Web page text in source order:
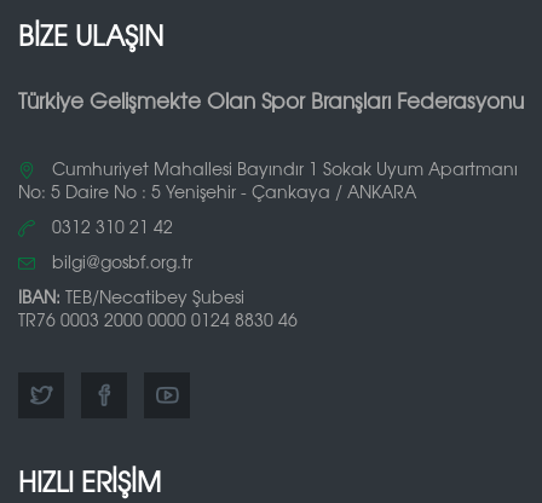
BİZE ULAŞIN
Türkiye Gelişmekte Olan Spor Branşları Federasyonu
Cumhuriyet Mahallesi Bayındır 1 Sokak Uyum Apartmanı
No: 5 Daire No : 5 Yenişehir - Çankaya / ANKARA
0312 310 21 42
bilgi@gosbf.org.tr
IBAN: TEB/Necatibey Şubesi
TR76 0003 2000 0000 0124 8830 46
HIZLI ERİŞİM